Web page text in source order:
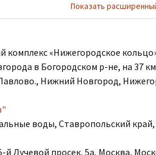
Показать
«Нижегородское
в Богородском р-не, на 37 км
Нижний Новгород,
воды, Ставропольский
Лучевой просек, 5а, Москва,